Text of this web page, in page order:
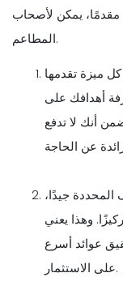
مقدمًا، يمكن لأصحاب
المطاعم.
ميزة تقدمها
أهدافك على
أنك لا تدفع
جيدًا،
وهذا يعني
عوائد أسرع
على الاستثمار.